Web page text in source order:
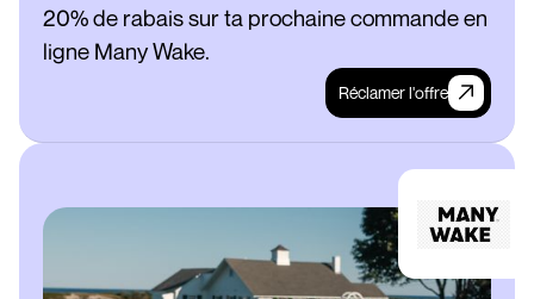
20% de rabais sur ta prochaine commande en
ligne Many Wake.
Réclamer l'offre